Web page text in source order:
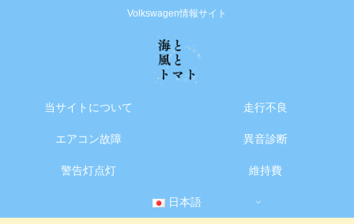
Volkswagen情報サイト
当サイトについて 走行不良
エアコン故障 異音診断
警告灯点灯 維持費
日本語